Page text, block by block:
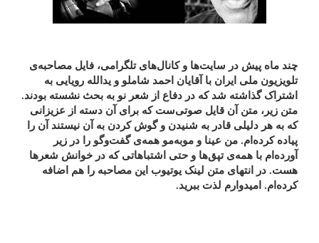
چند ماه پیش در سایت‌ها و کانال‌های تلگرامی، فایل مصاحبه‌ی
تلویزیون ملی ایران با آقایان احمد شاملو و یدالله رویایی به
اشتراک گذاشته شد که در دفاع از شعر نو به بحث نشسته بودند.
متن زیر، متن آن قایل صوتی‌ست که برای آن دسته از عزیزانی
که به هر دلیلی قادر به شنیدن و گوش کردن به آن نیستند آن را
پیاده کرده‌ام. من عینا و مو‌به‌مو همه‌ی گفت‌و‌گو را در زیر
آورده‌ام با همه‌ی تپق‌ها و حتی اشتباهاتی که در خوانش شعرها
هست. در انتهای متن لینک یوتیوب این مصاحبه را هم اضافه
کرده‌ام. امیدوارم لذت ببرید.